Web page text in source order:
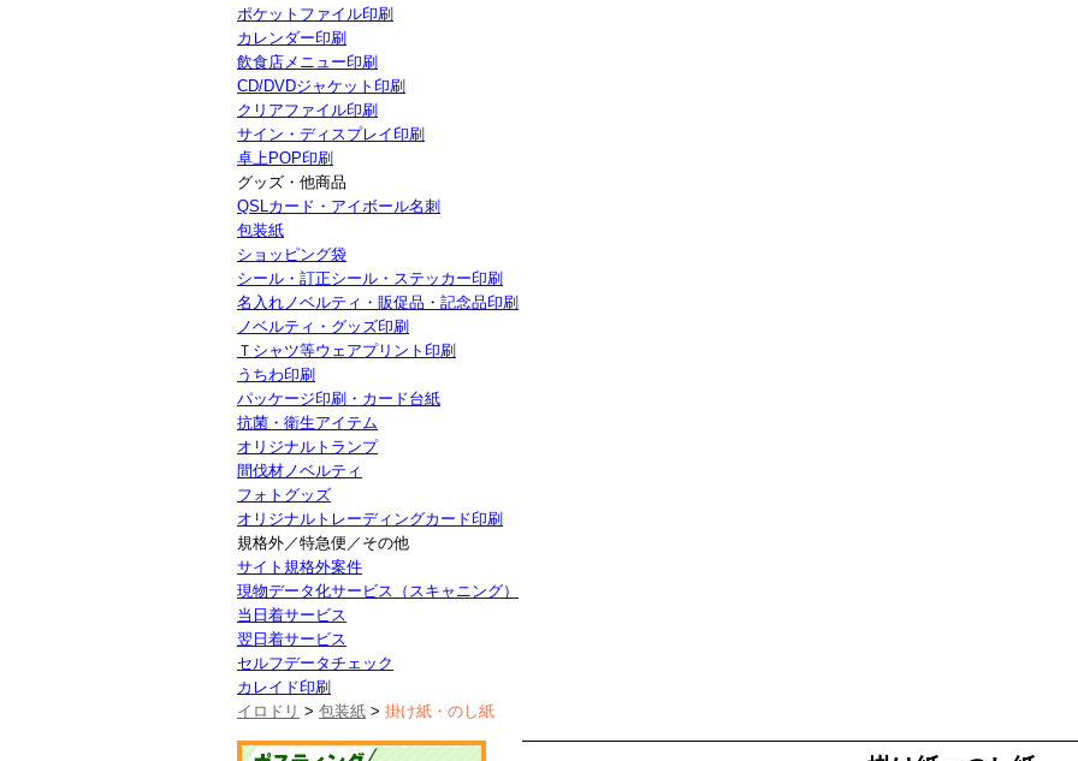
ポケットファイル印刷
カレンダー印刷
飲食店メニュー印刷
CD/DVDジャケット印刷
クリアファイル印刷
サイン・ディスプレイ印刷
卓上POP印刷
グッズ・他商品
QSLカード・アイボール名刺
包装紙
ショッピング袋
シール・訂正シール・ステッカー印刷
名入れノベルティ・販促品・記念品印刷
ノベルティ・グッズ印刷
Ｔシャツ等ウェアプリント印刷
うちわ印刷
パッケージ印刷・カード台紙
抗菌・衛生アイテム
オリジナルトランプ
間伐材ノベルティ
フォトグッズ
オリジナルトレーディングカード印刷
規格外／特急便／その他
サイト規格外案件
現物データ化サービス（スキャニング）
当日着サービス
翌日着サービス
セルフデータチェック
カレイド印刷
イロドリ > 包装紙 > 掛け紙・のし紙